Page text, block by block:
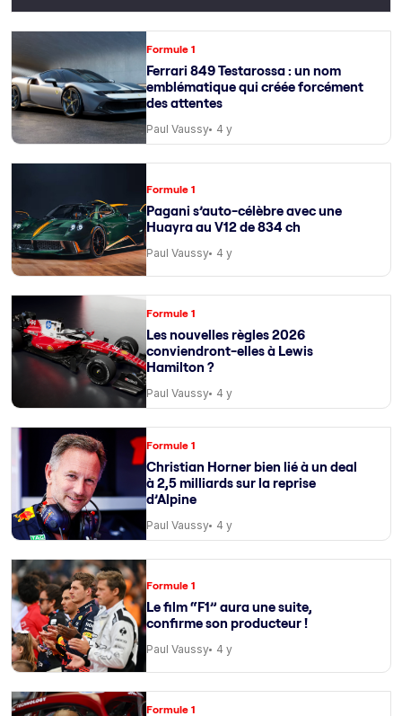
Formule 1
Ferrari 849 Testarossa : un nom
emblématique qui créée forcément
des attentes
Paul Vaussy 4 y
Formule 1
Pagani s’auto-célèbre avec une
Huayra au V12 de 834 ch
Paul Vaussy 4 y
Formule 1
Les nouvelles règles 2026
conviendront-elles à Lewis
Hamilton ?
Paul Vaussy 4 y
Formule 1
Christian Horner bien lié à un deal
à 2,5 milliards sur la reprise
d’Alpine
Paul Vaussy 4 y
Formule 1
Le film “F1” aura une suite,
confirme son producteur !
Paul Vaussy 4 y
Formule 1